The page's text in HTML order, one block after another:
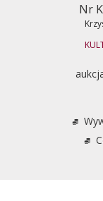
Nr